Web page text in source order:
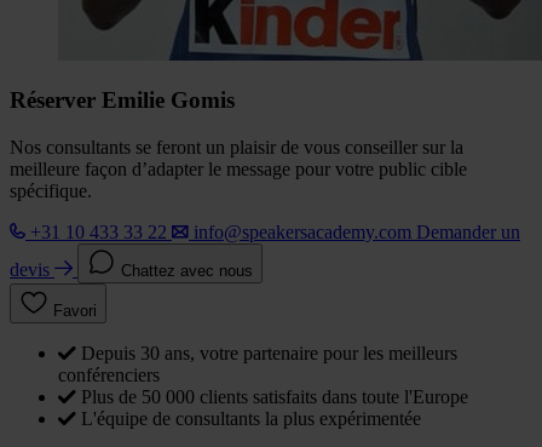
Réserver Emilie Gomis
Nos consultants se feront un plaisir de vous conseiller sur la
meilleure façon d’adapter le message pour votre public cible
spécifique.
+31 10 433 33 22
info@speakersacademy.com Demander un
devis
Chattez avec nous
Favori
Depuis 30 ans, votre partenaire pour les meilleurs
conférenciers
Plus de 50 000 clients satisfaits dans toute l'Europe
L'équipe de consultants la plus expérimentée